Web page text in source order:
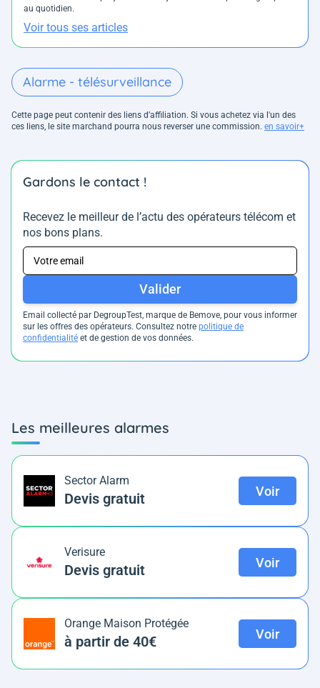
au quotidien.
Voir tous ses articles
Alarme - télésurveillance
Cette page peut contenir des liens d’affiliation. Si vous achetez via l'un des
ces liens, le site marchand pourra nous reverser une commission. en savoir+
Gardons le contact !
Recevez le meilleur de l’actu des opérateurs télécom et
nos bons plans.
Valider
Email collecté par DegroupTest, marque de Bemove, pour vous informer
sur les offres des opérateurs. Consultez notre politique de
confidentialité et de gestion de vos données.
Les meilleures alarmes
Sector Alarm
Devis gratuit Voir
Verisure
Devis gratuit Voir
Orange Maison Protégée
à partir de 40€ Voir